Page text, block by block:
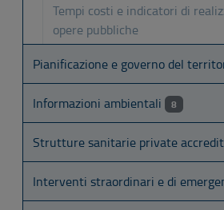
Tempi costi e indicatori di
opere pubbliche
Pianificazione e governo del
Informazioni ambientali 8
Strutture sanitarie private
Interventi straordinari e di